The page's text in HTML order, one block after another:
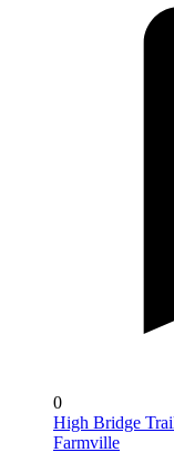
0
High Bridge
Farmville